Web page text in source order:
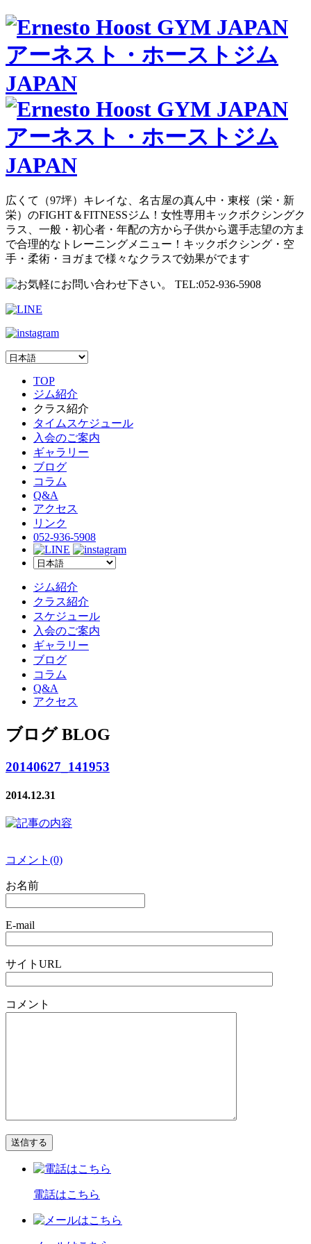
広くて（97坪）キレイな、名古屋の真ん中・東桜（栄・新
栄）のFIGHT＆FITNESSジム！女性専用キックボクシングク
ラス、一般・初心者・年配の方から子供から選手志望の方ま
で合理的なトレーニングメニュー！キックボクシング・空
手・柔術・ヨガまで様々なクラスで効果がでます
TOP
ジム紹介
クラス紹介
タイムスケジュール
入会のご案内
ギャラリー
ブログ
コラム
Q&A
アクセス
リンク
052-936-5908
ジム紹介
クラス紹介
スケジュール
入会のご案内
ギャラリー
ブログ
コラム
Q&A
アクセス
ブログ BLOG
20140627_141953
2014.12.31
コメント(0)
お名前
E-mail
サイトURL
コメント
電話はこちら